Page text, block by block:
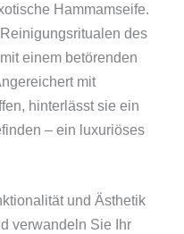
Hammamseife.
des
einem betörenden
mit
hinterlässt sie ein
– ein luxuriöses
und Ästhetik
verwandeln Sie Ihr